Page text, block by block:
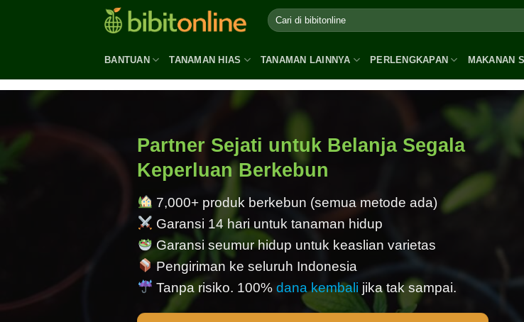
BANTUAN TANAMAN HIAS TANAMAN LAINNYA PERLENGKAPAN MAKANAN
Partner Sejati untuk Belanja Segala
Keperluan Berkebun
7,000+ produk berkebun (semua metode ada)
Garansi 14 hari untuk tanaman hidup
Garansi seumur hidup untuk keaslian varietas
Pengiriman ke seluruh Indonesia
Tanpa risiko. 100%dana kembali jika tak sampai.